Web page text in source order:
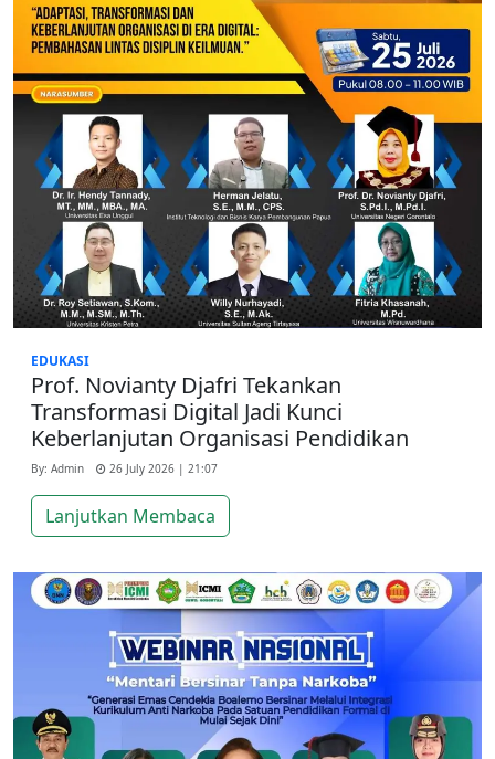
EDUKASI
Prof. Novianty Djafri Tekankan
Transformasi Digital Jadi Kunci
Keberlanjutan Organisasi Pendidikan
By: Admin 26 July 2026 | 21:07
Lanjutkan Membaca